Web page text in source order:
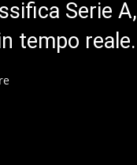
Serie A,
tempo reale.